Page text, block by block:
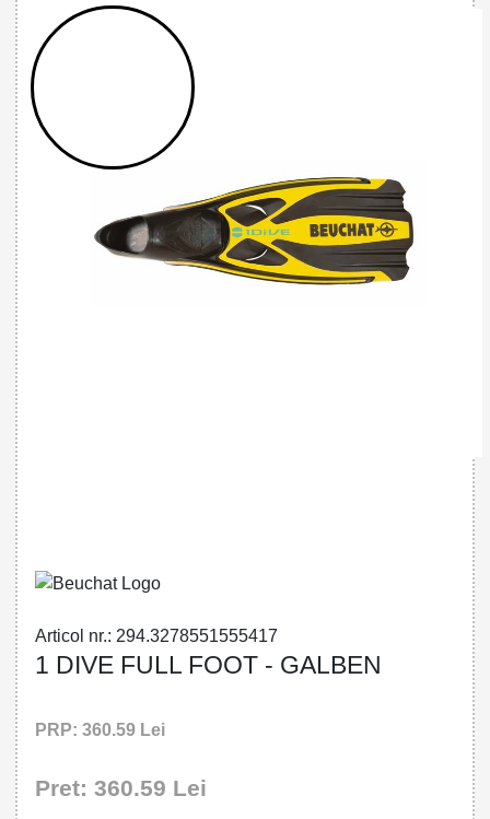
Articol nr.: 294.3278551555417
1 DIVE FULL FOOT - GALBEN
PRP: 360.59 Lei
Pret: 360.59 Lei